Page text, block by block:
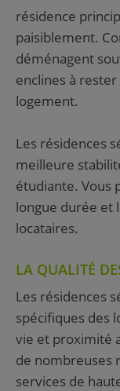
résidence
paisiblement.
déménagent
enclines à
logement.
Les résidences
meilleure
étudiante. Vous
longue durée et
locataires.
LA QUALITÉ
Les résidences
spécifiques des
vie et proximité
de nombreuses
services de